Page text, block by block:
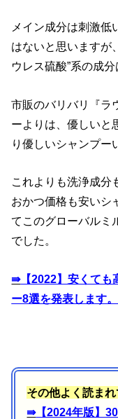
メイン成分は刺激低
はないと思いますが
ウレス硫酸”系の成
市販のバリバリ『ラ
ーよりは、優しいと
り優しいシャンプー
これよりも洗浄成分
おかつ価格も安いシ
てこのグローバルミ
でした。
⇛【2022】安くても
ー8選を発表します。
その他よく読ま
⇛【2024年版】